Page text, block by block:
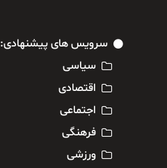
سرویس های پیشنهادی:
سیاسی
اقتصادی
اجتماعی
فرهنگی
ورزشی